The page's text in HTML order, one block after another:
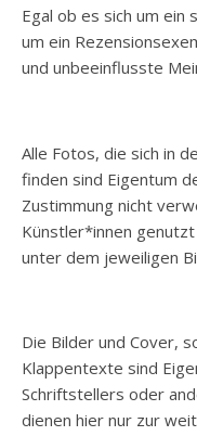
Egal ob es sich um
um ein
und unbeeinflusste
Alle Fotos, die sich in
finden sind Eigentum
Zustimmung nicht
Künstler*innen
unter dem jeweiligen
Die Bilder und Cover,
Klappentexte sind
Schriftstellers oder
dienen hier nur zur